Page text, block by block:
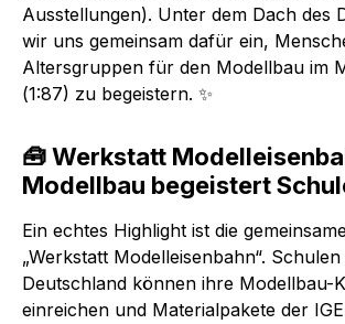
Ausstellungen). Unter dem Dach des
wir uns gemeinsam dafür ein,
Altersgruppen für den Modellbau im
(1:87) zu begeistern. ✨
🧰 Werkstatt
Modellbau begeistert
Ein echtes Highlight ist die
„Werkstatt Modelleisenbahn“.
Deutschland können ihre Modellbau-
einreichen und Materialpakete der